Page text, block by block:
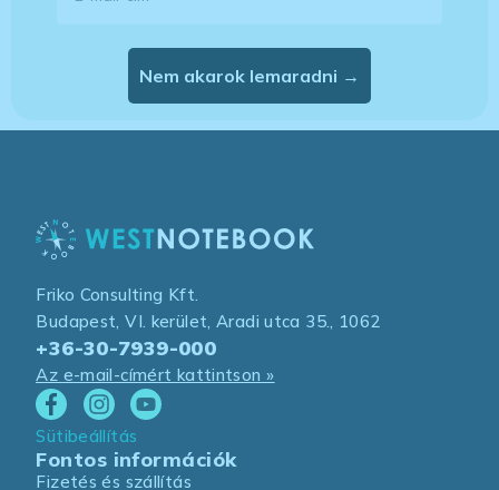
Nem akarok lemaradni →
Friko Consulting Kft.
Budapest, VI. kerület, Aradi utca 35., 1062
+36-30-7939-000
Az e-mail-címért kattintson »
Sütibeállítás
Fontos információk
Fizetés és szállítás